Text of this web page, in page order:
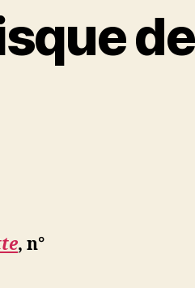
de
, n°